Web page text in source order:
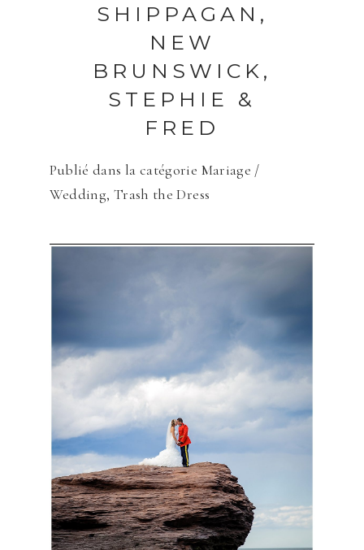
SHIPPAGAN,
NEW
BRUNSWICK,
STEPHIE &
FRED
Publié dans la catégorie Mariage /
Wedding, Trash the Dress